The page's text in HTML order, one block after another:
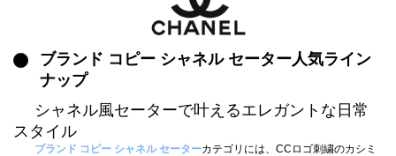
録
ー
ー
お
ら
yoyocopys@gmail.com
当店は正真正銘のn級スーパーコピーのみ取扱い。最高品質の再現度を
📢 2026春の新作続々更新中！期間中のご注文でお得な割引をご利用いただ
ブランド コピー シャネル セーター人気ライン
ナップ
シャネル風セーターで叶えるエレガントな日常
スタイル
ブランド コピー シャネル セーターカテゴリには、CCロゴ刺繍のカシミ